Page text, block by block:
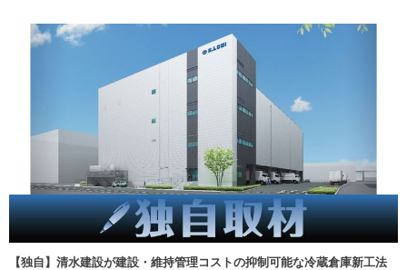
【独自】清水建設が建設・維持管理コストの抑制可能な冷蔵倉庫新工法